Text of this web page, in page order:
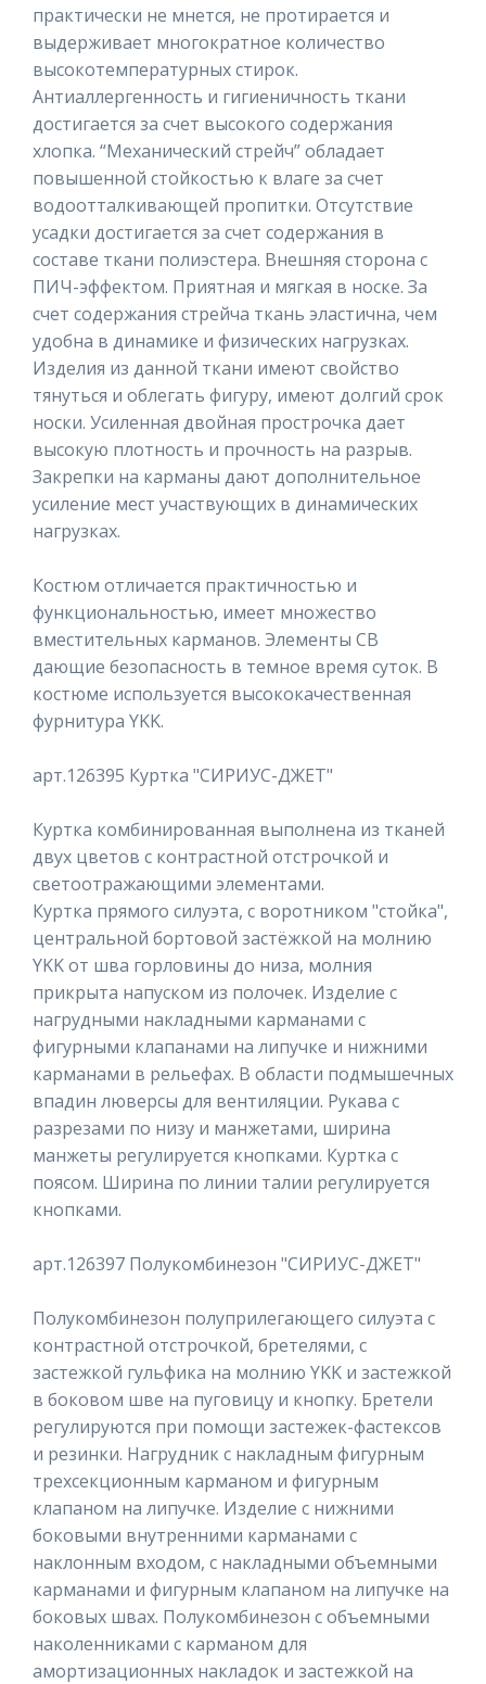
практически не мнется, не протирается и
выдерживает многократное количество
высокотемпературных стирок.
Антиаллергенность и гигиеничность ткани
достигается за счет высокого содержания
хлопка. “Механический стрейч” обладает
повышенной стойкостью к влаге за счет
водоотталкивающей пропитки. Отсутствие
усадки достигается за счет содержания в
составе ткани полиэстера. Внешняя сторона с
ПИЧ-эффектом. Приятная и мягкая в носке. За
счет содержания стрейча ткань эластична, чем
удобна в динамике и физических нагрузках.
Изделия из данной ткани имеют свойство
тянуться и облегать фигуру, имеют долгий срок
носки. Усиленная двойная прострочка дает
высокую плотность и прочность на разрыв.
Закрепки на карманы дают дополнительное
усиление мест участвующих в динамических
нагрузках.
Костюм отличается практичностью и
функциональностью, имеет множество
вместительных карманов. Элементы СВ
дающие безопасность в темное время суток. В
костюме используется высококачественная
фурнитура YKK.
арт.126395 Куртка "СИРИУС-ДЖЕТ"
Куртка комбинированная выполнена из тканей
двух цветов с контрастной отстрочкой и
светоотражающими элементами.
Куртка прямого силуэта, с воротником "стойка",
центральной бортовой застёжкой на молнию
YKK от шва горловины до низа, молния
прикрыта напуском из полочек. Изделие с
нагрудными накладными карманами с
фигурными клапанами на липучке и нижними
карманами в рельефах. В области подмышечных
впадин люверсы для вентиляции. Рукава с
разрезами по низу и манжетами, ширина
манжеты регулируется кнопками. Куртка с
поясом. Ширина по линии талии регулируется
кнопками.
арт.126397 Полукомбинезон "СИРИУС-ДЖЕТ"
Полукомбинезон полуприлегающего силуэта с
контрастной отстрочкой, бретелями, с
застежкой гульфика на молнию YKK и застежкой
в боковом шве на пуговицу и кнопку. Бретели
регулируются при помощи застежек-фастексов
и резинки. Нагрудник с накладным фигурным
трехсекционным карманом и фигурным
клапаном на липучке. Изделие с нижними
боковыми внутренними карманами с
наклонным входом, с накладными объемными
карманами и фигурным клапаном на липучке на
боковых швах. Полукомбинезон с объемными
наколенниками с карманом для
амортизационных накладок и застежкой на